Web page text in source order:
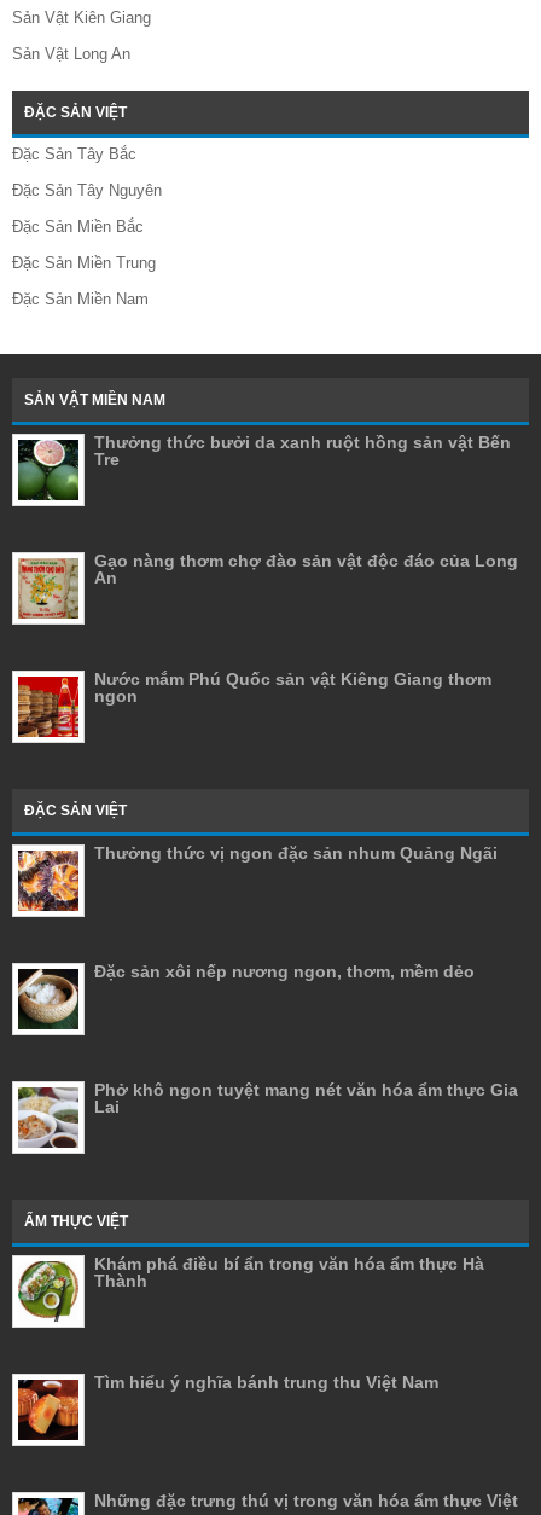
Sản Vật Kiên Giang
Sản Vật Long An
ĐẶC SẢN VIỆT
Đặc Sản Tây Bắc
Đặc Sản Tây Nguyên
Đặc Sản Miền Bắc
Đặc Sản Miền Trung
Đặc Sản Miền Nam
SẢN VẬT MIỀN NAM
Thưởng thức bưởi da xanh ruột hồng sản vật Bến
Tre
Gạo nàng thơm chợ đào sản vật độc đáo của Long
An
Nước mắm Phú Quốc sản vật Kiêng Giang thơm
ngon
ĐẶC SẢN VIỆT
Thưởng thức vị ngon đặc sản nhum Quảng Ngãi
Đặc sản xôi nếp nương ngon, thơm, mềm dẻo
Phở khô ngon tuyệt mang nét văn hóa ẩm thực Gia
Lai
ẨM THỰC VIỆT
Khám phá điều bí ẩn trong văn hóa ẩm thực Hà
Thành
Tìm hiểu ý nghĩa bánh trung thu Việt Nam
Những đặc trưng thú vị trong văn hóa ẩm thực Việt